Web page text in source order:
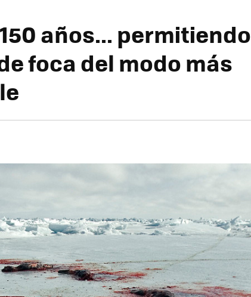
años... permitiendo
foca del modo más